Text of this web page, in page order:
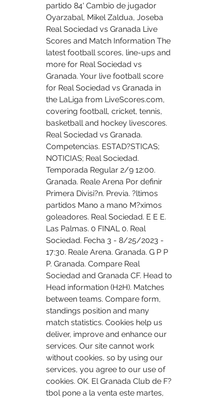
partido 84' Cambio de jugador
Oyarzabal, Mikel Zaldua, Joseba
Real Sociedad vs Granada Live
Scores and Match Information The
latest football scores, line-ups and
more for Real Sociedad vs
Granada. Your live football score
for Real Sociedad vs Granada in
the LaLiga from LiveScores.com,
covering football, cricket, tennis,
basketball and hockey livescores.
Real Sociedad vs Granada.
Competencias. ESTAD?STICAS;
NOTICIAS; Real Sociedad.
Temporada Regular 2/9 12:00.
Granada. Reale Arena Por definir
Primera Divisi?n. Previa. ?ltimos
partidos Mano a mano M?ximos
goleadores. Real Sociedad. E E E.
Las Palmas. 0 FINAL 0. Real
Sociedad. Fecha 3 - 8/25/2023 -
17:30. Reale Arena. Granada. G P P
P. Granada. Compare Real
Sociedad and Granada CF. Head to
Head information (H2H). Matches
between teams. Compare form,
standings position and many
match statistics. Cookies help us
deliver, improve and enhance our
services. Our site cannot work
without cookies, so by using our
services, you agree to our use of
cookies. OK. El Granada Club de F?
tbol pone a la venta este martes,